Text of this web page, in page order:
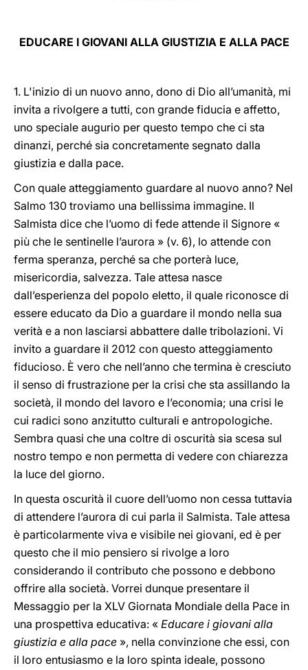
EDUCARE I GIOVANI ALLA GIUSTIZIA E ALLA PACE
1. L'inizio di un nuovo anno, dono di Dio all’umanità, mi
invita a rivolgere a tutti, con grande fiducia e affetto,
uno speciale augurio per questo tempo che ci sta
dinanzi, perché sia concretamente segnato dalla
giustizia e dalla pace.
Con quale atteggiamento guardare al nuovo anno? Nel
Salmo 130 troviamo una bellissima immagine. Il
Salmista dice che l’uomo di fede attende il Signore «
più che le sentinelle l’aurora » (v. 6), lo attende con
ferma speranza, perché sa che porterà luce,
misericordia, salvezza. Tale attesa nasce
dall’esperienza del popolo eletto, il quale riconosce di
essere educato da Dio a guardare il mondo nella sua
verità e a non lasciarsi abbattere dalle tribolazioni. Vi
invito a guardare il 2012 con questo atteggiamento
fiducioso. È vero che nell’anno che termina è cresciuto
il senso di frustrazione per la crisi che sta assillando la
società, il mondo del lavoro e l’economia; una crisi le
cui radici sono anzitutto culturali e antropologiche.
Sembra quasi che una coltre di oscurità sia scesa sul
nostro tempo e non permetta di vedere con chiarezza
la luce del giorno.
In questa oscurità il cuore dell’uomo non cessa tuttavia
di attendere l’aurora di cui parla il Salmista. Tale attesa
è particolarmente viva e visibile nei giovani, ed è per
questo che il mio pensiero si rivolge a loro
considerando il contributo che possono e debbono
offrire alla società. Vorrei dunque presentare il
Messaggio per la XLV Giornata Mondiale della Pace in
una prospettiva educativa: « Educare i giovani alla
giustizia e alla pace », nella convinzione che essi, con
il loro entusiasmo e la loro spinta ideale, possono